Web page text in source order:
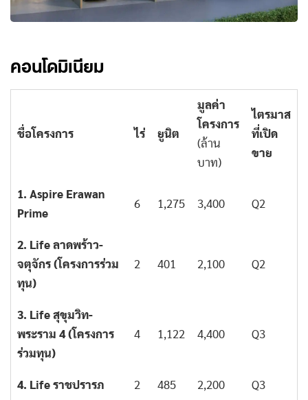
คอนโดมิเนียม
ชื่อโครงการ ไร่ ยูนิต
มูลค่า
โครงการ
(ล้าน
บาท)
ไตรมาส
ที่เปิด
ขาย
1. Aspire Erawan
Prime
6 1,275 3,400 Q2
2. Life ลาดพร้าว-
จตุจักร (โครงการร่วม
ทุน)
2 401 2,100 Q2
3. Life สุขุมวิท-
พระราม 4 (โครงการ
ร่วมทุน)
4 1,122 4,400 Q3
4. Life ราชปรารภ 2 485 2,200 Q3